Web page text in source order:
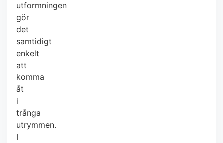
utformningen
gör
det
samtidigt
enkelt
att
komma
åt
i
trånga
utrymmen.
I